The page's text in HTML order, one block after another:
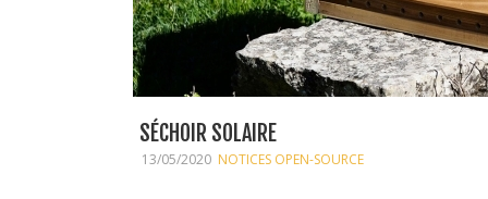
SÉCHOIR SOLAIRE
13/05/2020 NOTICES OPEN-SOURCE